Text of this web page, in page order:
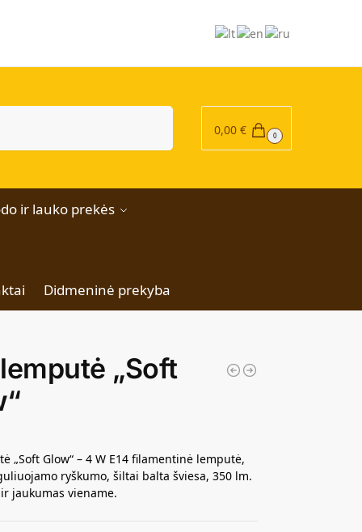
0,00 € 0
ir lauko prekės
Didmeninė prekyba
„Soft
„Soft Glow“ – 4 W E14 filamentinė lemputė,
ryškumo, šiltai balta šviesa, 350 lm.
jaukumas viename.